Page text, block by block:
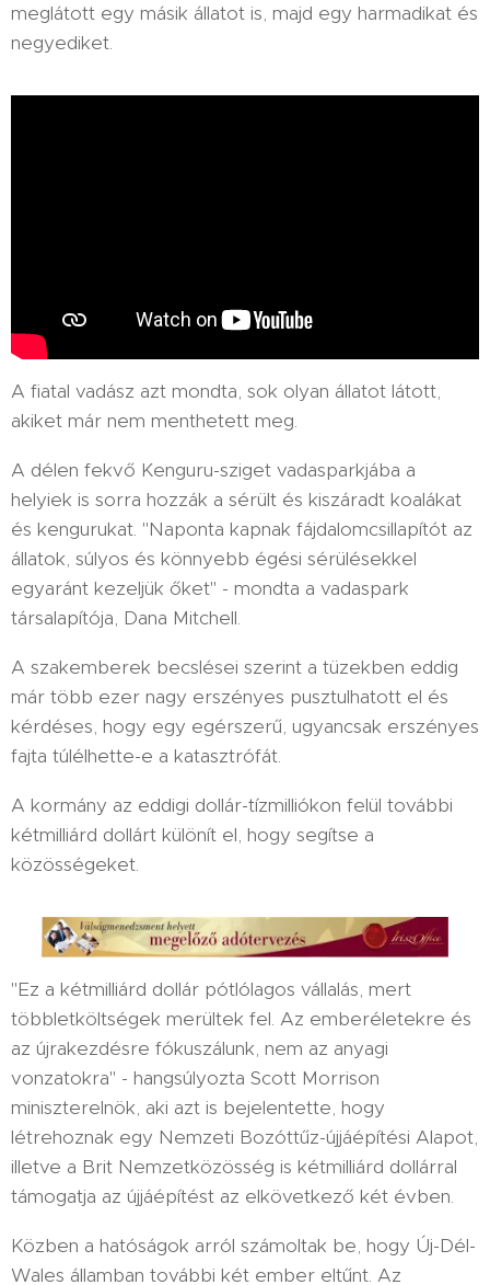
meglátott egy másik állatot is, majd egy harmadikat és
negyediket.
A fiatal vadász azt mondta, sok olyan állatot látott,
akiket már nem menthetett meg.
A délen fekvő Kenguru-sziget vadasparkjába a
helyiek is sorra hozzák a sérült és kiszáradt koalákat
és kengurukat. "Naponta kapnak fájdalomcsillapítót az
állatok, súlyos és könnyebb égési sérülésekkel
egyaránt kezeljük őket" - mondta a vadaspark
társalapítója, Dana Mitchell.
A szakemberek becslései szerint a tüzekben eddig
már több ezer nagy erszényes pusztulhatott el és
kérdéses, hogy egy egérszerű, ugyancsak erszényes
fajta túlélhette-e a katasztrófát.
A kormány az eddigi dollár-tízmilliókon felül további
kétmilliárd dollárt különít el, hogy segítse a
közösségeket.
"Ez a kétmilliárd dollár pótlólagos vállalás, mert
többletköltségek merültek fel. Az emberéletekre és
az újrakezdésre fókuszálunk, nem az anyagi
vonzatokra" - hangsúlyozta Scott Morrison
miniszterelnök, aki azt is bejelentette, hogy
létrehoznak egy Nemzeti Bozóttűz-újjáépítési Alapot,
illetve a Brit Nemzetközösség is kétmilliárd dollárral
támogatja az újjáépítést az elkövetkező két évben.
Közben a hatóságok arról számoltak be, hogy Új-Dél-
Wales államban további két ember eltűnt. Az